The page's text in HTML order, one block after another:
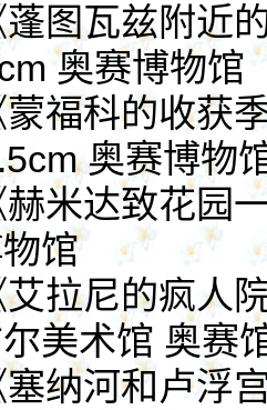
图瓦兹附近
奥赛博物馆
福科的收获
奥赛博物
米达致花园
馆
拉尼的疯人
美术馆 奥赛
纳河和卢浮